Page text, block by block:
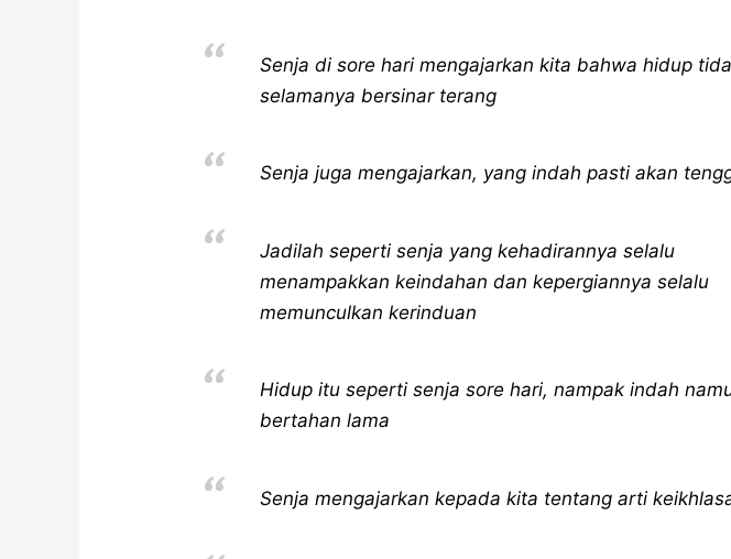
Senja di sore hari mengajarkan kita bahwa hidup
selamanya bersinar terang
Senja juga mengajarkan, yang indah pasti akan
Jadilah seperti senja yang kehadirannya selalu
menampakkan keindahan dan kepergiannya selalu
memunculkan kerinduan
Hidup itu seperti senja sore hari, nampak indah
bertahan lama
Senja mengajarkan kepada kita tentang arti